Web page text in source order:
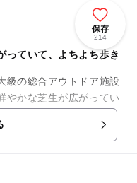
保存
214
っていて、よちよち歩き
級の総合アウトドア施設
やかな芝生が広がってい
す。他にはバーベキュー